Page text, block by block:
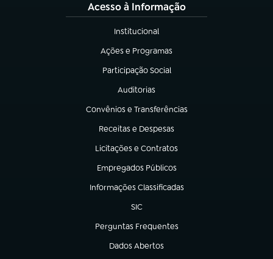
Acesso à Informação
Institucional
(abre em nova aba)
Ações e Programas
(abre em nova aba)
Participação Social
(abre em nova aba)
Auditorias
(abre em nova aba)
Convênios e Transferências
(abre em nova aba)
Receitas e Despesas
(abre em nova aba)
Licitações e Contratos
(abre em nova aba)
Empregados Públicos
(abre em nova aba)
Informações Classificadas
(abre em nova aba)
SIC
(abre em nova aba)
Perguntas Frequentes
(abre em nova aba)
Dados Abertos
(abre em nova aba)